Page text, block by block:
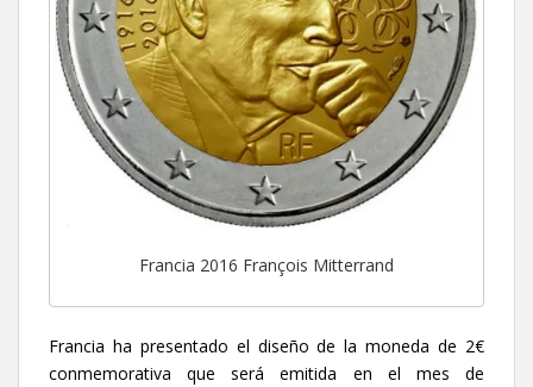
Francia 2016 François Mitterrand
Francia ha presentado el diseño de la moneda de 2€
conmemorativa que será emitida en el mes de